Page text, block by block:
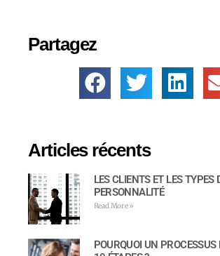
Partagez
Articles récents
LES CLIENTS ET LES TYPES
PERSONNALITÉ
Read More »
POURQUOI UN PROCESSUS